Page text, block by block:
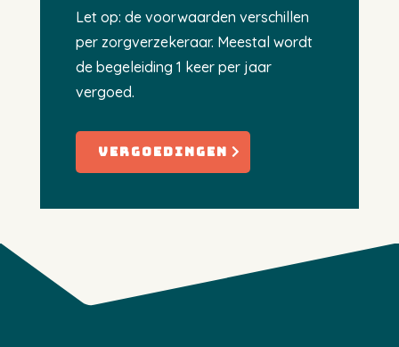
Let op: de voorwaarden verschillen
per zorgverzekeraar. Meestal wordt
de begeleiding 1 keer per jaar
vergoed.
vergoedingen